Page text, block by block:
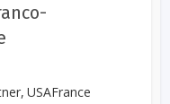
USAFrance